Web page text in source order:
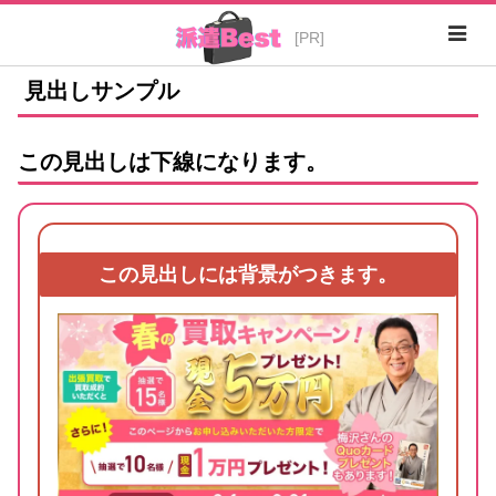
見出しサンプル
この見出しは下線になります。
この見出しには背景がつきます。